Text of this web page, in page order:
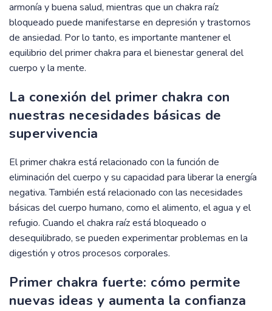
armonía y buena salud, mientras que un chakra raíz
bloqueado puede manifestarse en depresión y trastornos
de ansiedad. Por lo tanto, es importante mantener el
equilibrio del primer chakra para el bienestar general del
cuerpo y la mente.
La conexión del primer chakra con
nuestras necesidades básicas de
supervivencia
El primer chakra está relacionado con la función de
eliminación del cuerpo y su capacidad para liberar la energía
negativa. También está relacionado con las necesidades
básicas del cuerpo humano, como el alimento, el agua y el
refugio. Cuando el chakra raíz está bloqueado o
desequilibrado, se pueden experimentar problemas en la
digestión y otros procesos corporales.
Primer chakra fuerte: cómo permite
nuevas ideas y aumenta la confianza